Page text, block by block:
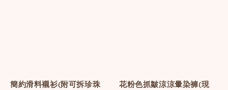
簡約滑料襯衫(附可拆珍珠
花粉色抓皺涼涼暈染褲(現